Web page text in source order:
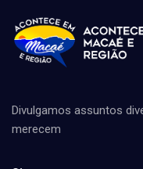
Divulgamos assuntos
merecem